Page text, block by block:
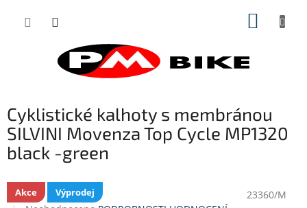
Cyklistické kalhoty s membránou
SILVINI Movenza Top Cycle MP1320
black -green
23360/M
Akce Výprodej